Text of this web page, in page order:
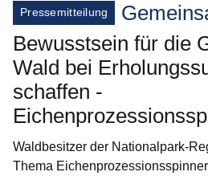
Pressemitteilung
Bewusstsein für die
Wald bei
schaffen -
Waldbesitzer der Nationalpark-
Thema Eichenprozessionsspinner